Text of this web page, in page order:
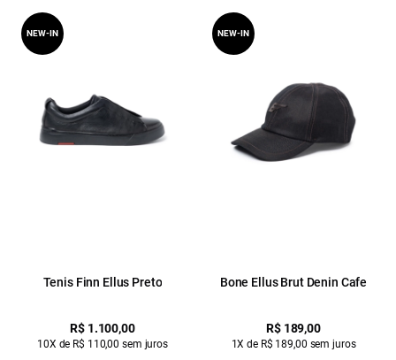
Tenis Finn Ellus Preto
R$ 1.100,00
10X de R$ 110,00 sem juros
NEW-IN
Bone Ellus Brut Denin Cafe
R$ 189,00
1X de R$ 189,00 sem juros
NEW-IN